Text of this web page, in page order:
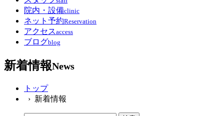
院内・設備clinic
ネット予約Reservation
アクセスaccess
ブログblog
新着情報News
トップ
› 新着情報